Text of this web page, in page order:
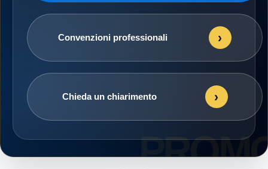
Convenzioni professionali ›
Chieda un chiarimento ›